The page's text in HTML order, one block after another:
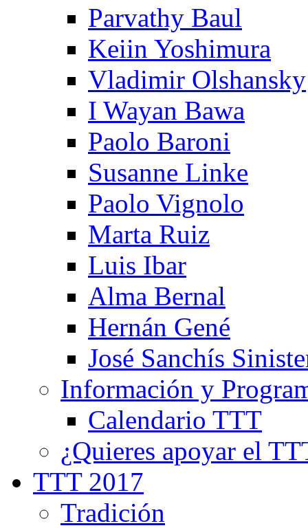
Parvathy Baul
Keiin Yoshimura
Vladimir Olshansky
I Wayan Bawa
Paolo Baroni
Susanne Linke
Paolo Vignolo
Marta Ruiz
Luis Ibar
Alma Bernal
Hernán Gené
José Sanchís
Información y
Calendario TTT
¿Quieres apoyar el
TTT 2017
Tradición